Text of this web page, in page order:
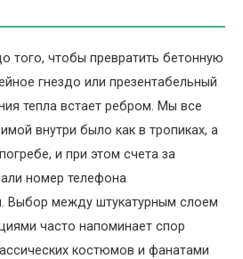
того, чтобы превратить бетонную
гнездо или презентабельный
тепла встает ребром. Мы все
внутри было как в тропиках, а
и при этом счета за
номер телефона
Выбор между штукатурным слоем
часто напоминает спор
костюмов и фанатами